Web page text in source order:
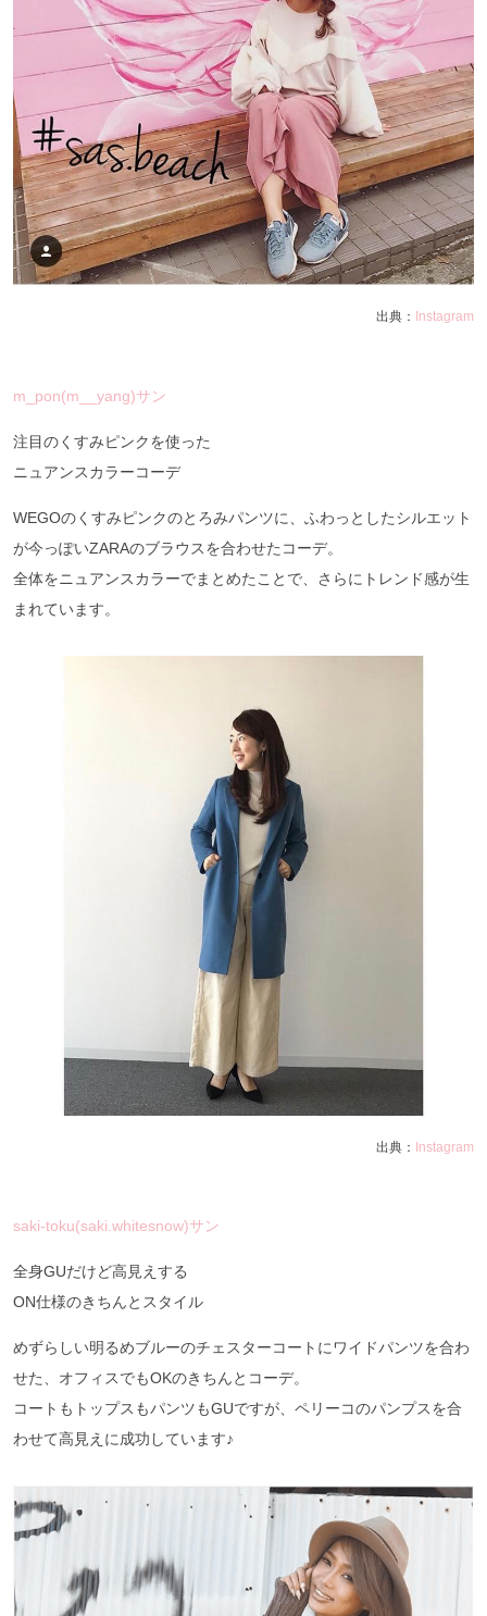
出典： Instagram
m_pon(m__yang)サン
注目のくすみピンクを使った
ニュアンスカラーコーデ
WEGOのくすみピンクのとろみパンツに、ふわっとしたシルエット
が今っぽいZARAのブラウスを合わせたコーデ。
全体をニュアンスカラーでまとめたことで、さらにトレンド感が生
まれています。
出典： Instagram
saki-toku(saki.whitesnow)サン
全身GUだけど高見えする
ON仕様のきちんとスタイル
めずらしい明るめブルーのチェスターコートにワイドパンツを合わ
せた、オフィスでもOKのきちんとコーデ。
コートもトップスもパンツもGUですが、ペリーコのパンプスを合
わせて高見えに成功しています♪